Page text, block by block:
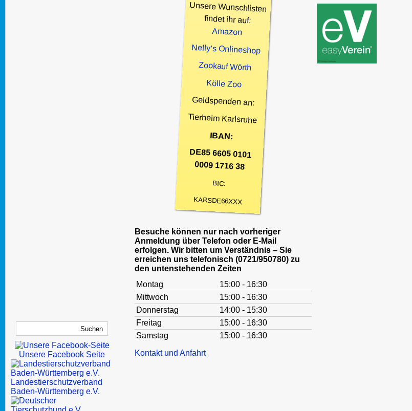
Unsere Facebook Seite
Landestierschutzverband
Baden-Württemberg e.V.
Unsere Wunschlisten
findet ihr auf:
Amazon
Nelly’s Onlineshop
Zookauf Wörth
Kölle Zoo
Geldspenden an:
Tierheim Karlsruhe
IBAN:
DE85 6605 0101
0009 1716 38
BIC:
KARSDE66XXX
Besuche können nur nach vorheriger
Anmeldung über Telefon oder E-Mail
erfolgen. Wir bitten um Verständnis – Sie
erreichen uns telefonisch (0721/950780) zu
den untenstehenden Zeiten
Montag
15:00 - 16:30
Mittwoch
15:00 - 16:30
Donnerstag
14:00 - 15:30
Freitag
15:00 - 16:30
Samstag
15:00 - 16:30
Kontakt und Anfahrt